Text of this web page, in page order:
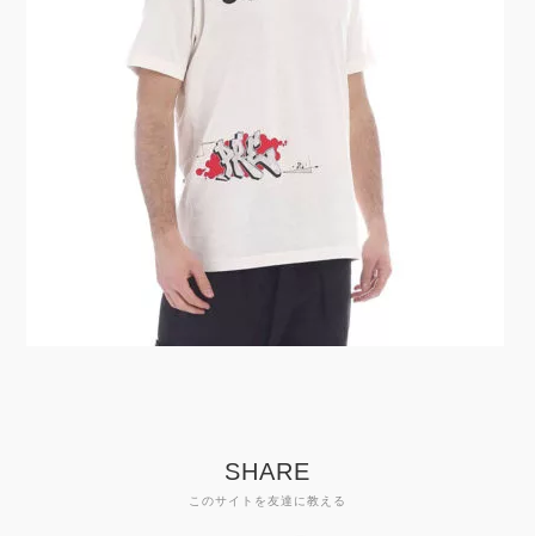
SHARE
このサイトを友達に教える